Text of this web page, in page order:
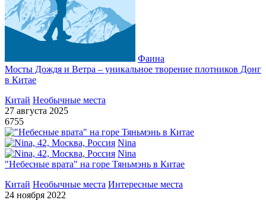
Фаина
Мосты Дождя и Ветра – уникальное творение плотников Донг
в Китае
Китай Необычные места
27 августа 2025
6755
Nina
Nina
"Небесные врата" на горе Тяньмэнь в Китае
Китай Необычные места Интересные места
24 ноября 2022